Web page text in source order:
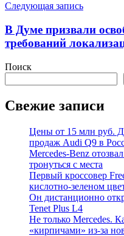
Следующая запись
В Думе призвали
требований
Поиск
Свежие записи
Цены от 15 млн руб.
продаж Audi Q9 в
Mercedes-Benz
тронуться с места
Первый кроссовер
кислотно-зеленом
Он дистанционно
Tenet Plus L4
Не только Mercedes.
«кирпичами» из-за